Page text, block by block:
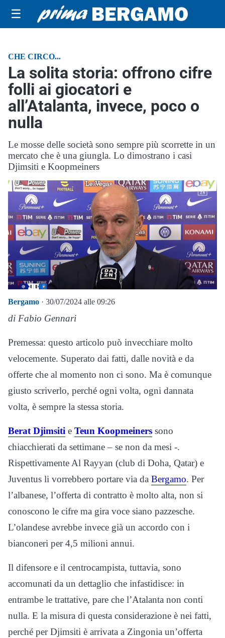
☰
CHE CIRCO...
La solita storia: offrono cifre
folli ai giocatori e
all’Atalanta, invece, poco o
nulla
Le mosse delle società sono sempre più scorrette in un
mercato che è una giungla. Lo dimostrano i casi
Djimsiti e Koopmeiners
Bergamo · 30/07/2024 alle 09:26
di Fabio Gennari
Premessa: questo articolo può invecchiare molto
velocemente. Superato dai fatti, dalle novità e da
offerte che al momento non ci sono. Ma è comunque
giusto scriverlo, perché ogni volta, ogni dannata
volta, è sempre la stessa storia.
Berat Djimsiti e Teun Koopmeiners sono
chiacchierati da settimane – se non da mesi -.
Rispettivamente Al Rayyan (club di Doha, Qatar) e
Juventus li vorrebbero portare via da Bergamo. Per
l’albanese, l’offerta di contratto è molto alta, non si
conoscono le cifre ma gira voce siano pazzesche.
L’olandese avrebbe invece già un accordo con i
bianconeri per 4,5 milioni annui.
Il difensore e il centrocampista, tuttavia, sono
accomunati da un dettaglio che infastidisce: in
entrambe le trattative, pare che l’Atalanta non conti
nulla. E la misura di questa considerazione è nei fatti,
perché per Djimsiti è arrivata a Zingonia un’offerta